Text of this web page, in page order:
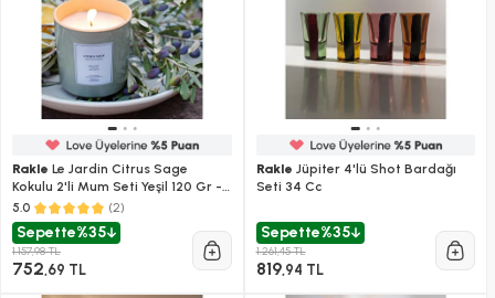
Rakle Le Jardin Citrus Sage
Kokulu 2'li Mum Seti Yeşil 120 Gr -
200 Gr
5.0 (2)
Sepette%35
1.157,98 TL
752,69 TL
Rakle Jüpiter 4'lü Shot Bardağı
Seti 34 Cc
Sepette%35
1.261,45 TL
819,94 TL